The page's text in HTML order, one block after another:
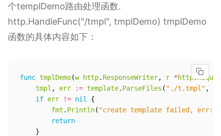
个templDemo路由处理函数.
http.HandleFunc("/tmpl", tmplDemo) tmplDemo
函数的具体内容如下：
func tmplDemo(w http. ResponseWriter, r *http.
tmpl , err := template. ParseFiles ( "./t.tmpl" ,
if err != nil
{
fmt . Println( "create template failed, err:"
return
}